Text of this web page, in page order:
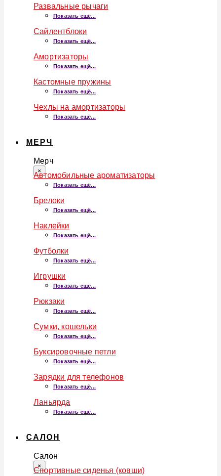
Развальные рычаги
Показать ещё...
Сайлентблоки
Показать ещё...
Амортизаторы
Показать ещё...
Кастомные пружины
Показать ещё...
Чехлы на амортизаторы
Показать ещё...
МЕРЧ
Мерч
×
Автомобильные ароматизаторы
Показать ещё...
Брелоки
Показать ещё...
Наклейки
Показать ещё...
Футболки
Показать ещё...
Игрушки
Показать ещё...
Рюкзаки
Показать ещё...
Сумки, кошельки
Показать ещё...
Буксировочные петли
Показать ещё...
Зарядки для телефонов
Показать ещё...
Ланьярда
Показать ещё...
САЛОН
Салон
×
Спортивные сиденья (ковши)